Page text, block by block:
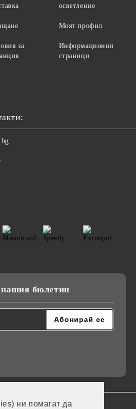
ни помагат да
за
осветление
Моят профил
Информационни
страници
нашия бюлетин
GDPR